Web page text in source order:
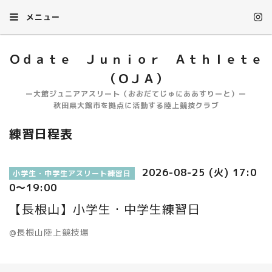
メニュー
Ｏｄａｔｅ Ｊｕｎｉｏｒ Ａｔｈｌｅｔｅ
（ＯＪＡ）
ー大館ジュニアアスリート（おおだてじゅにああすりーと）ー
秋田県大館市を拠点に活動する陸上競技クラブ
練習日程表
小学生・中学生アスリート練習日
2026-08-25 (火) 17:0
0～19:00
【長根山】小学生・中学生練習日
@長根山陸上競技場